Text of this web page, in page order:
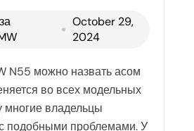
October 29,
2024
N55 можно назвать асом
во всех модельных
многие владельцы
подобными проблемами. У